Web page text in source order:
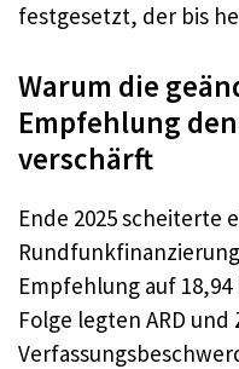
festgesetzt, der bis
Warum die
Empfehlung
verschärft
Ende 2025 scheiterte
Empfehlung auf
Folge legten ARD und